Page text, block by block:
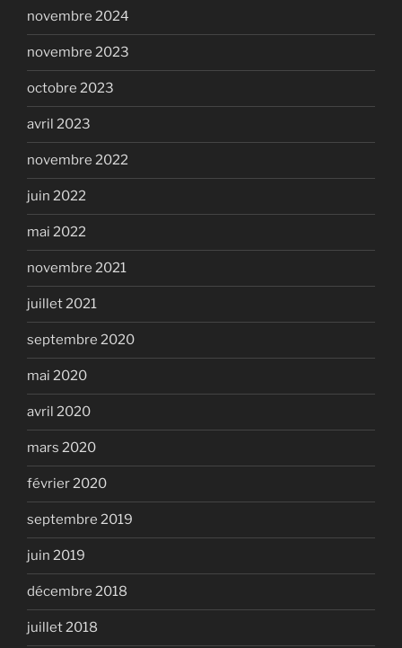
novembre 2024
novembre 2023
octobre 2023
avril 2023
novembre 2022
juin 2022
mai 2022
novembre 2021
juillet 2021
septembre 2020
mai 2020
avril 2020
mars 2020
février 2020
septembre 2019
juin 2019
décembre 2018
juillet 2018